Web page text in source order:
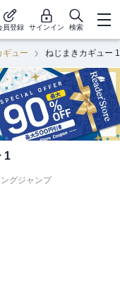
員登録 サインイン 検索
ギュー ねじまきカギュー 1
1
グジャンプ